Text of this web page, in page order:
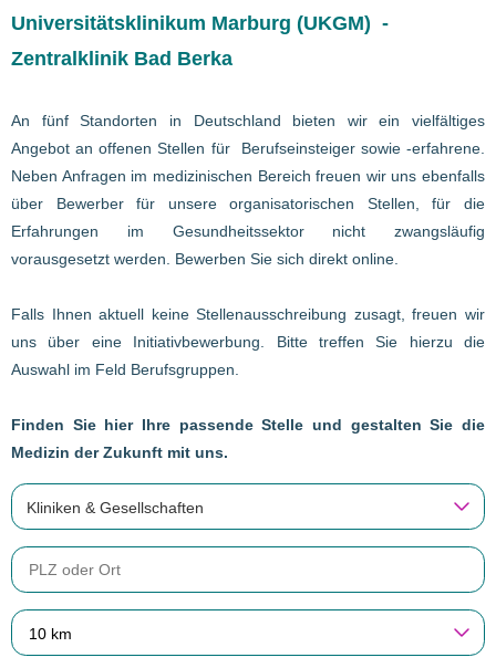
Universitätsklinikum Marburg (UKGM) -
Zentralklinik Bad Berka
An fünf Standorten in Deutschland bieten wir ein vielfältiges
Angebot an offenen Stellen für Berufseinsteiger sowie -erfahrene.
Neben Anfragen im medizinischen Bereich freuen wir uns ebenfalls
über Bewerber für unsere organisatorischen Stellen, für die
Erfahrungen im Gesundheitssektor nicht zwangsläufig
vorausgesetzt werden. Bewerben Sie sich direkt online.
Falls Ihnen aktuell keine Stellenausschreibung zusagt, freuen wir
uns über eine Initiativbewerbung. Bitte treffen Sie hierzu die
Auswahl im Feld Berufsgruppen.
Finden Sie hier Ihre passende Stelle und gestalten Sie die
Medizin der Zukunft mit uns.
Kliniken & Gesellschaften
10 km